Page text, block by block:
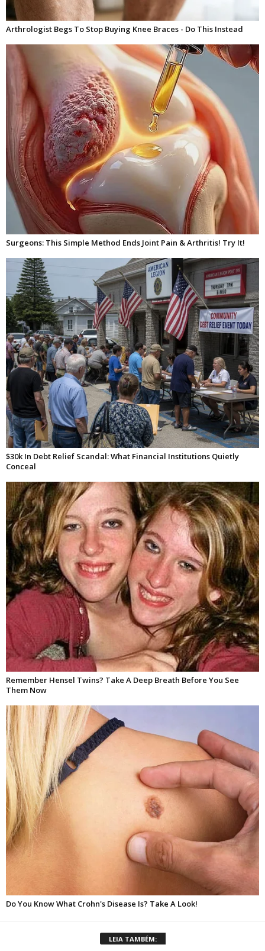
LEIA TAMBÉM: